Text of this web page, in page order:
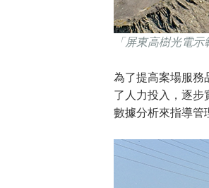
「屏東高樹光電
為了提高案場服務
了人力投入，逐步
數據分析來指導管